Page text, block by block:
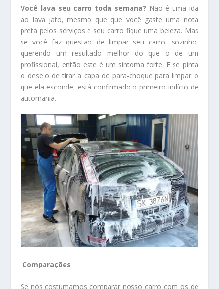
Você lava seu carro toda semana? Não é uma ida
ao lava jato, mesmo que que você gaste uma nota
preta pelos serviços e seu carro fique uma beleza. Mas
se você faz questão de limpar seu carro, sozinho,
querendo um resultado melhor do que o de um
profissional, então este é um sintoma forte. E se pinta
o desejo de tirar a capa do para-choque para limpar o
que ela esconde, está confirmado o primeiro indício de
automania.
Comparações
Se nós costumamos comparar nosso carro com os de